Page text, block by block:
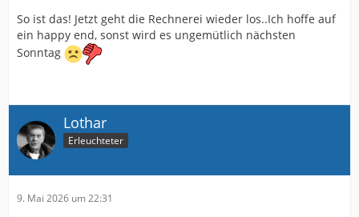
So ist das! Jetzt geht die Rechnerei wieder los..Ich hoffe auf
ein happy end, sonst wird es ungemütlich nächsten
Sonntag
Lothar
Erleuchteter
9. Mai 2026 um 22:31